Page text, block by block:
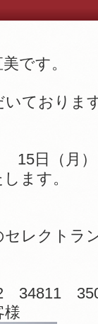
です。
いておりま
15日（月
ます。
セレクトラ
34811
様